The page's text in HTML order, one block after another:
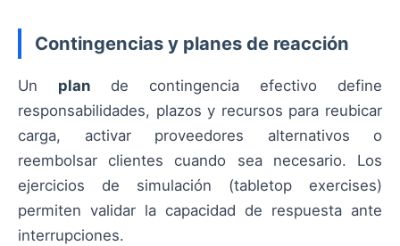
Contingencias y planes de reacción
Un plan de contingencia efectivo define
responsabilidades, plazos y recursos para reubicar
carga, activar proveedores alternativos o
reembolsar clientes cuando sea necesario. Los
ejercicios de simulación (tabletop exercises)
permiten validar la capacidad de respuesta ante
interrupciones.